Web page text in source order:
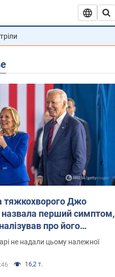
тяжкохворого Джо
перший симптом,
про його
рак
не надали цьому належної
16,2 т.